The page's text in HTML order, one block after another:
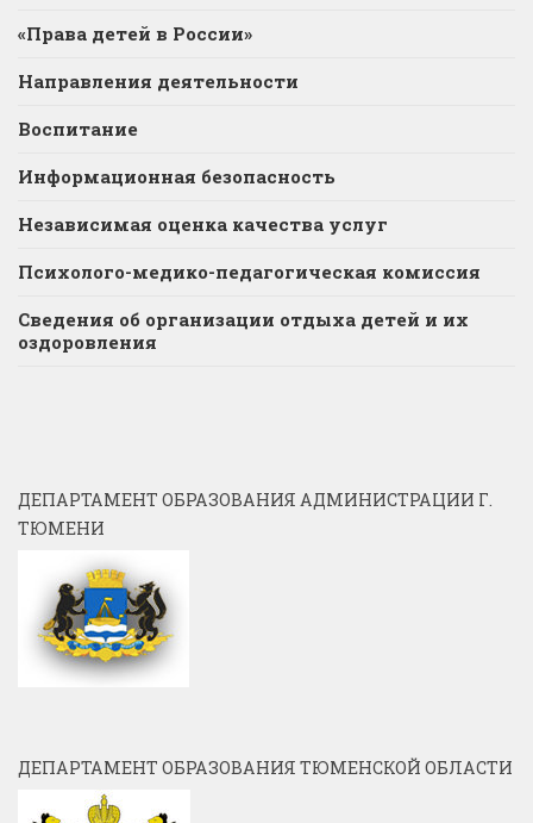
«Права детей в России»
Направления деятельности
Воспитание
Информационная безопасность
Независимая оценка качества услуг
Психолого-медико-педагогическая комиссия
Сведения об организации отдыха детей и их
оздоровления
ДЕПАРТАМЕНТ ОБРАЗОВАНИЯ АДМИНИСТРАЦИИ Г.
ТЮМЕНИ
ДЕПАРТАМЕНТ ОБРАЗОВАНИЯ ТЮМЕНСКОЙ ОБЛАСТИ